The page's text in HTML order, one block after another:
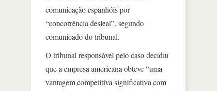
comunicação espanhóis por
“concorrência desleal”, segundo
comunicado do tribunal.
O tribunal responsável pelo caso decidiu
que a empresa americana obteve “uma
vantagem competitiva significativa com